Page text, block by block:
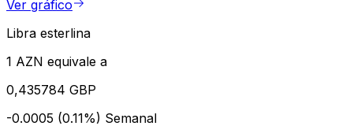
Ver gráfico
Libra esterlina
1 AZN equivale a
0,435784 GBP
-0.0005 (0.11%) Semanal